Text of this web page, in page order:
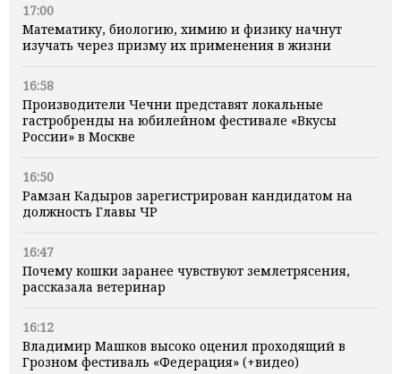
17:00
Математику, биологию, химию и физику начнут
изучать через призму их применения в жизни
16:58
Производители Чечни представят локальные
гастробренды на юбилейном фестивале «Вкусы
России» в Москве
16:50
Рамзан Кадыров зарегистрирован кандидатом на
должность Главы ЧР
16:47
Почему кошки заранее чувствуют землетрясения,
рассказала ветеринар
16:12
Владимир Машков высоко оценил проходящий в
Грозном фестиваль «Федерация» (+видео)